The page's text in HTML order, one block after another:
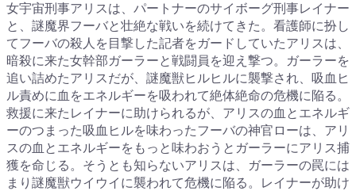
女宇宙刑事アリスは、パートナーのサイボーグ刑事レイナー
と、謎魔界フーバと壮絶な戦いを続けてきた。看護師に扮し
てフーバの殺人を目撃した記者をガードしていたアリスは、
暗殺に来た女幹部ガーラーと戦闘員を迎え撃つ。ガーラーを
追い詰めたアリスだが、謎魔獣ヒルヒルに襲撃され、吸血ヒ
ル責めに血をエネルギーを吸われて絶体絶命の危機に陥る。
救援に来たレイナーに助けられるが、アリスの血とエネルギ
ーのつまった吸血ヒルを味わったフーバの神官ローは、アリ
スの血とエネルギーをもっと味わおうとガーラーにアリス捕
獲を命じる。そうとも知らないアリスは、ガーラーの罠には
まり謎魔獣ウイウイに襲われて危機に陥る。レイナーが助け